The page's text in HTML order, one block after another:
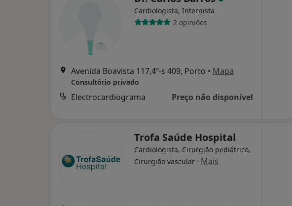
Cardiologista, Internista
2 opiniões
Avenida Boavista 117,4º-s 409, Porto • Mapa
Consultório privado
Electrocardiograma Preço não disponível
Trofa Saúde Hospital
Cardiologista, Cirurgião pediátrico,
Cirurgião vascular · Mais